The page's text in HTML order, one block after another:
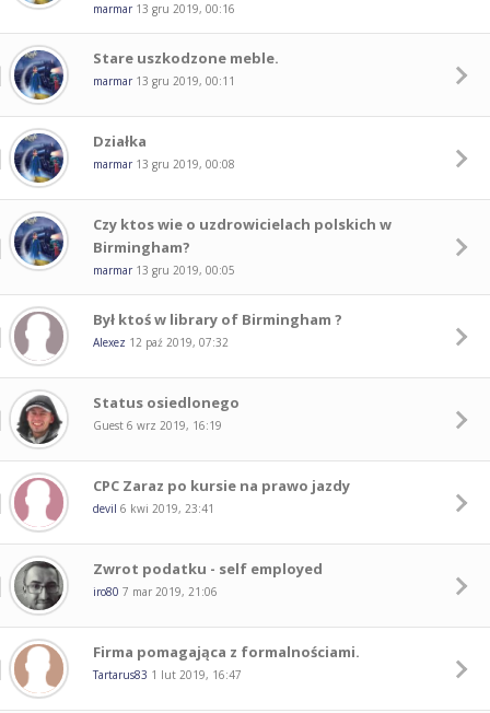
marmar 13 gru 2019, 00:16
Stare uszkodzone meble.
marmar 13 gru 2019, 00:11
Działka
marmar 13 gru 2019, 00:08
Czy ktos wie o uzdrowicielach polskich w
Birmingham?
marmar 13 gru 2019, 00:05
Był ktoś w library of Birmingham ?
Alexez 12 paź 2019, 07:32
Status osiedlonego
Guest 6 wrz 2019, 16:19
CPC Zaraz po kursie na prawo jazdy
devil 6 kwi 2019, 23:41
Zwrot podatku - self employed
iro80 7 mar 2019, 21:06
Firma pomagająca z formalnościami.
Tartarus83 1 lut 2019, 16:47